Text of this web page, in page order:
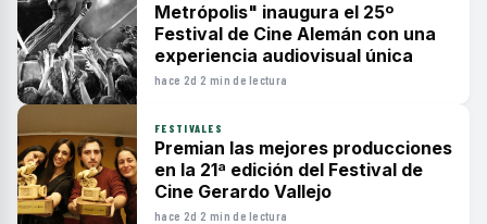
Metrópolis" inaugura el 25º
Festival de Cine Alemán con una
experiencia audiovisual única
hace 2d·2 min de lectura
FESTIVALES
Premian las mejores producciones
en la 21ª edición del Festival de
Cine Gerardo Vallejo
hace 2d·2 min de lectura